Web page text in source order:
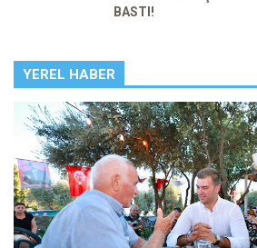
BASTI!
YEREL HABER